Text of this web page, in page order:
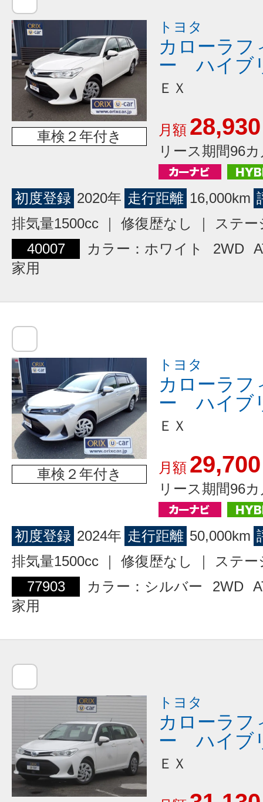
車検２年付き
トヨタ
カローラフ
ー ハイブ
ＥＸ
月額 28,930
リース期間96
初度登録 2020年 走行距離 16,000km
排気量1500cc ｜ 修復歴なし ｜ ステ
40007
カラー：ホワイト 2WD
家用
車検２年付き
トヨタ
カローラフ
ー ハイブ
ＥＸ
月額 29,700
リース期間96
初度登録 2024年 走行距離 50,000km
排気量1500cc ｜ 修復歴なし ｜ ステ
77903
カラー：シルバー 2WD
家用
トヨタ
カローラフ
ー ハイブ
ＥＸ